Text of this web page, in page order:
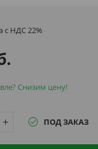
с НДС 22%
Снизим цену!
ПОД ЗАКАЗ